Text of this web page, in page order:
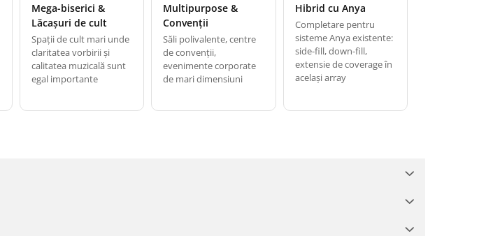
Mega-biserici &
Lăcașuri de cult
Spații de cult mari unde
claritatea vorbirii și
calitatea muzicală sunt
egal importante
Multipurpose &
Convenții
Săli polivalente, centre
de convenții,
evenimente corporate
de mari dimensiuni
Hibrid cu Anya
Completare pentru
sisteme Anya existente:
side-fill, down-fill,
extensie de coverage în
același array